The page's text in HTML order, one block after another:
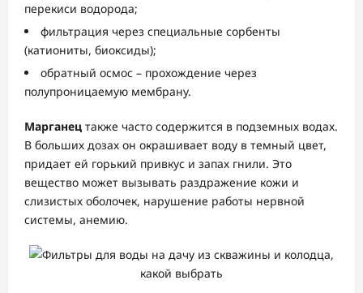
перекиси водорода;
фильтрация через специальные сорбенты
(катиониты, биоксиды);
обратный осмос – прохождение через
полупроницаемую мембрану.
Марганец также часто содержится в подземных водах.
В больших дозах он окрашивает воду в темный цвет,
придает ей горький привкус и запах гнили. Это
вещество может вызывать раздражение кожи и
слизистых оболочек, нарушение работы нервной
системы, анемию.